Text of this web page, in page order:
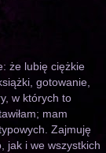
że lubię ciężkie
gotowanie,
w których to
mam
Zajmuję
jak i we wszystkich